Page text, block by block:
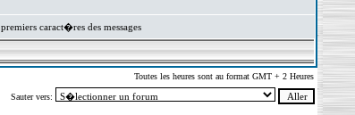
premiers caract�res des messages
Toutes les heures sont au format GMT + 2 Heures
Sauter vers: